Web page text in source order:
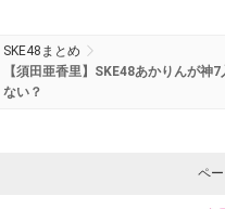
SKE48まとめ
【須田亜香里】SKE48あかりんが神
ない？
ペ